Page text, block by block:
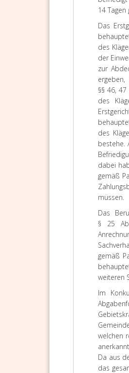
14
Das
des
der
zur
§§ 46,
des
des
bestehe.
dabei
gemäß
müssen.
Das
§ 25
gemäß
weiteren
Im
welchen
Da aus
das